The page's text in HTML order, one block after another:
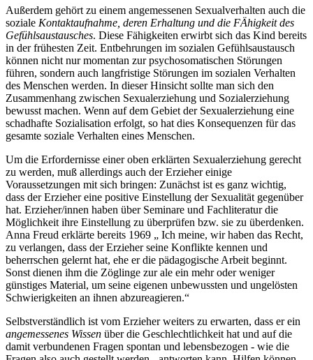
Außerdem gehört zu einem angemessenen Sexualverhalten auch die
soziale Kontaktaufnahme, deren Erhaltung und die FÄhigkeit des
Gefühlsaustausches. Diese Fähigkeiten erwirbt sich das Kind bereits
in der frühesten Zeit. Entbehrungen im sozialen Gefühlsaustausch
können nicht nur momentan zur psychosomatischen Störungen
führen, sondern auch langfristige Störungen im sozialen Verhalten
des Menschen werden. In dieser Hinsicht sollte man sich den
Zusammenhang zwischen Sexualerziehung und Sozialerziehung
bewusst machen. Wenn auf dem Gebiet der Sexualerziehung eine
schadhafte Sozialisation erfolgt, so hat dies Konsequenzen für das
gesamte soziale Verhalten eines Menschen.
Um die Erfordernisse einer oben erklärten Sexualerziehung gerecht
zu werden, muß allerdings auch der Erzieher einige
Voraussetzungen mit sich bringen: Zunächst ist es ganz wichtig,
dass der Erzieher eine positive Einstellung der Sexualität gegenüber
hat. Erzieher/innen haben über Seminare und Fachliteratur die
Möglichkeit ihre Einstellung zu überprüfen bzw. sie zu überdenken.
Anna Freud erklärte bereits 1969 „ Ich meine, wir haben das Recht,
zu verlangen, dass der Erzieher seine Konflikte kennen und
beherrschen gelernt hat, ehe er die pädagogische Arbeit beginnt.
Sonst dienen ihm die Zöglinge zur ale ein mehr oder weniger
günstiges Material, um seine eigenen unbewussten und ungelösten
Schwierigkeiten an ihnen abzureagieren.“
Selbstverständlich ist vom Erzieher weiters zu erwarten, dass er ein
angemessenes Wissen über die Geschlechtlichkeit hat und auf die
damit verbundenen Fragen spontan und lebensbezogen - wie die